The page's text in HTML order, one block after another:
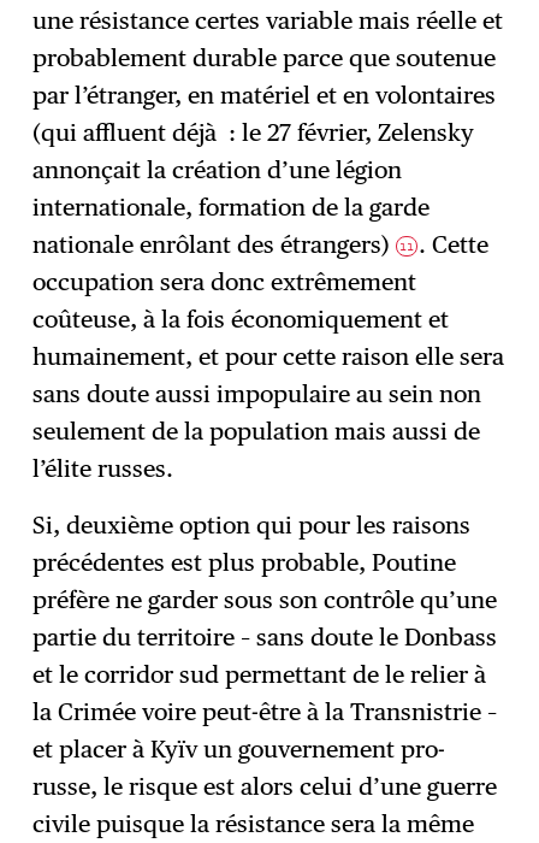
une résistance certes variable mais réelle et
probablement durable parce que soutenue
par l’étranger, en matériel et en volontaires
(qui affluent déjà : le 27 février, Zelensky
annonçait la création d’une légion
internationale, formation de la garde
nationale enrôlant des étrangers)11 . Cette
occupation sera donc extrêmement
coûteuse, à la fois économiquement et
humainement, et pour cette raison elle sera
sans doute aussi impopulaire au sein non
seulement de la population mais aussi de
l’élite russes.
Si, deuxième option qui pour les raisons
précédentes est plus probable, Poutine
préfère ne garder sous son contrôle qu’une
partie du territoire – sans doute le Donbass
et le corridor sud permettant de le relier à
la Crimée voire peut-être à la Transnistrie –
et placer à Kyïv un gouvernement pro-
russe, le risque est alors celui d’une guerre
civile puisque la résistance sera la même